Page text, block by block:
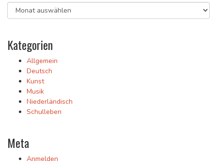
Archiv
Kategorien
Allgemein
Deutsch
Kunst
Musik
Niederländisch
Schulleben
Meta
Anmelden